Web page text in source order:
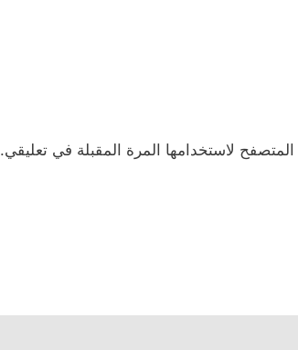
لاستخدامها المرة المقبلة في تعليقي.